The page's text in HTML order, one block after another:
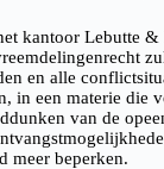
kantoor Lebutte &
en alle
in een materie die
van de
meer beperken.